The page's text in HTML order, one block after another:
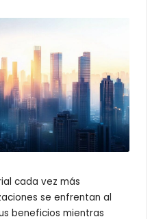
cada vez más
se enfrentan al
beneficios mientras